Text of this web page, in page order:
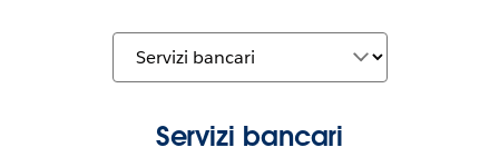
Servizi bancari